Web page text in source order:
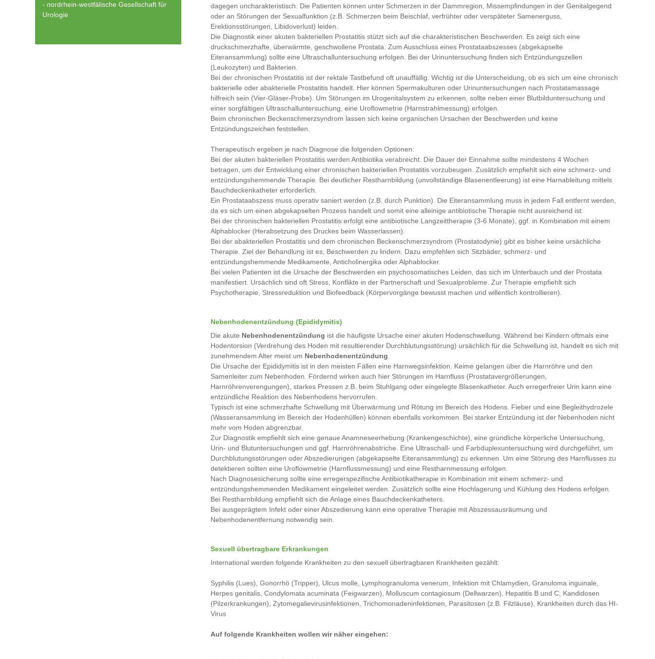
- nordrhein-westfälische Gesellschaft für
Urologie
dagegen uncharakteristisch. Die Patienten können unter Schmerzen in der Dammregion, Missempfindungen in der Genitalgegend
oder an Störungen der Sexualfunktion (z.B. Schmerzen beim Beischlaf, verfrühter oder verspäteter Samenerguss,
Erektionsstörungen, Libidoverlust) leiden.
Die Diagnostik einer akuten bakteriellen Prostatitis stützt sich auf die charakteristischen Beschwerden. Es zeigt sich eine
druckschmerzhafte, überwärmte, geschwollene Prostata. Zum Ausschluss eines Prostataabszesses (abgekapselte
Eiteransammlung) sollte eine Ultraschalluntersuchung erfolgen. Bei der Urinuntersuchung finden sich Entzündungszellen
(Leukozyten) und Bakterien.
Bei der chronischen Prostatitis ist der rektale Tastbefund oft unauffällig. Wichtig ist die Unterscheidung, ob es sich um eine chronisch
bakterielle oder abakterielle Prostatitis handelt. Hier können Spermakulturen oder Urinuntersuchungen nach Prostatamassage
hilfreich sein (Vier-Gläser-Probe). Um Störungen im Urogenitalsystem zu erkennen, sollte neben einer Blutbilduntersuchung und
einer sorgfältigen Ultraschalluntersuchung, eine Uroflowmetrie (Harnstrahlmessung) erfolgen.
Beim chronischen Beckenschmerzsyndrom lassen sich keine organischen Ursachen der Beschwerden und keine
Entzündungszeichen feststellen.
Therapeutisch ergeben je nach Diagnose die folgenden Optionen:
Bei der akuten bakteriellen Prostatitis werden Antibiotika verabreicht. Die Dauer der Einnahme sollte mindestens 4 Wochen
betragen, um der Entwicklung einer chronischen bakteriellen Prostatitis vorzubeugen. Zusätzlich empfiehlt sich eine schmerz- und
entzündungshemmende Therapie. Bei deutlicher Restharnbildung (unvollständige Blasenentleerung) ist eine Harnableitung mittels
Bauchdeckenkatheter erforderlich.
Ein Prostataabszess muss operativ saniert werden (z.B. durch Punktion). Die Eiteransammlung muss in jedem Fall entfernt werden,
da es sich um einen abgekapselten Prozess handelt und somit eine alleinige antibiotische Therapie nicht ausreichend ist.
Bei der chronischen bakteriellen Prostatitis erfolgt eine antibiotische Langzeittherapie (3-6 Monate), ggf. in Kombination mit einem
Alphablocker (Herabsetzung des Druckes beim Wasserlassen).
Bei der abakteriellen Prostatitis und dem chronischen Beckenschmerzsyndrom (Prostatodynie) gibt es bisher keine ursächliche
Therapie. Ziel der Behandlung ist es, Beschwerden zu lindern. Dazu empfehlen sich Sitzbäder, schmerz- und
entzündungshemmende Medikamente, Anticholinergika oder Alphablocker.
Bei vielen Patienten ist die Ursache der Beschwerden ein psychosomatisches Leiden, das sich im Unterbauch und der Prostata
manifestiert. Ursächlich sind oft Stress, Konflikte in der Partnerschaft und Sexualprobleme. Zur Therapie empfiehlt sich
Psychotherapie, Stressreduktion und Biofeedback (Körpervorgänge bewusst machen und willentlich kontrollieren).
Nebenhodenentzündung (Epididymitis)
Die akute Nebenhodenentzündung ist die häufigste Ursache einer akuten Hodenschwellung. Während bei Kindern oftmals eine
Hodentorsion (Verdrehung des Hoden mit resultierender Durchblutungsstörung) ursächlich für die Schwellung ist, handelt es sich mit
zunehmendem Alter meist um Nebenhodenentzündung
Die Ursache der Epididymitis ist in den meisten Fällen eine Harnwegsinfektion. Keime gelangen über die Harnröhre und den
Samenleiter zum Nebenhoden. Fördernd wirken auch hier Störungen im Harnfluss (Prostatavergrößerungen,
Harnröhrenverengungen), starkes Pressen z.B. beim Stuhlgang oder eingelegte Blasenkatheter. Auch erregerfreier Urin kann eine
entzündliche Reaktion des Nebenhodens hervorrufen.
Typisch ist eine schmerzhafte Schwellung mit Überwärmung und Rötung im Bereich des Hodens. Fieber und eine Begleithydrozele
(Wasseransammlung im Bereich der Hodenhüllen) können ebenfalls vorkommen. Bei starker Entzündung ist der Nebenhoden nicht
mehr vom Hoden abgrenzbar.
Zur Diagnostik empfiehlt sich eine genaue Anamneseerhebung (Krankengeschichte), eine gründliche körperliche Untersuchung,
Urin- und Blutuntersuchungen und ggf. Harnröhrenabstriche. Eine Ultraschall- und Farbduplexuntersuchung wird durchgeführt, um
Durchblutungsstörungen oder Abszedierungen (abgekapselte Eiteransammlung) zu erkennen. Um eine Störung des Harnflusses zu
detektieren sollten eine Uroflowmetrie (Harnflussmessung) und eine Restharnmessung erfolgen.
Nach Diagnosesicherung sollte eine erregerspezifische Antibiotikatherapie in Kombination mit einem schmerz- und
entzündungshemmenden Medikament eingeleitet werden. Zusätzlich sollte eine Hochlagerung und Kühlung des Hodens erfolgen.
Bei Restharnbildung empfiehlt sich die Anlage eines Bauchdeckenkatheters.
Bei ausgeprägtem Infekt oder einer Abszedierung kann eine operative Therapie mit Abszessausräumung und
Nebenhodenentfernung notwendig sein.
Sexuell übertragbare Erkrankungen
International werden folgende Krankheiten zu den sexuell übertragbaren Krankheiten gezählt:
Syphilis (Lues), Gonorrhö (Tripper), Ulcus molle, Lymphogranuloma venerum, Infektion mit Chlamydien, Granuloma inguinale,
Herpes genitalis, Condylomata acuminata (Feigwarzen), Molluscum contagiosum (Dellwarzen), Hepatitis B und C, Kandidosen
(Pilzerkrankungen), Zytomegalievirusinfektionen, Trichomonadeninfektionen, Parasitosen (z.B. Filzläuse), Krankheiten durch das HI-
Virus
Auf folgende Krankheiten wollen wir näher eingehen: